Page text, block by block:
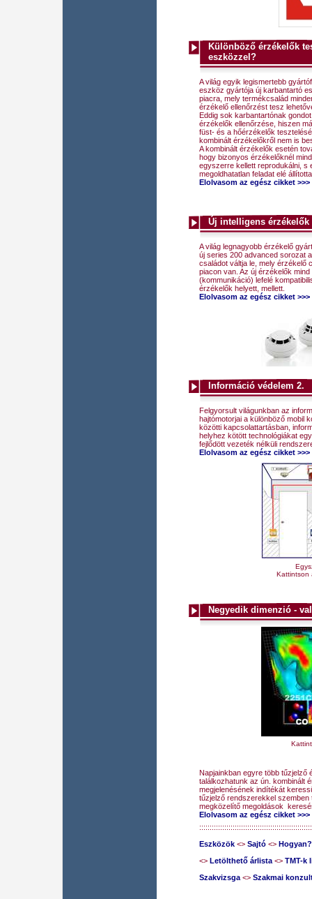
Különböző érzékelők
eszközzel?
A világ egyik legismertebb
eszköz gyártója új karbantartó
piacra, mely termékcsalád
érzékelő ellenőrzést tesz
Eddig sok karbantartónak
érzékelők ellenőrzése, hiszen
füst- és a hőérzékelők
kombinált érzékelőkről nem is
A kombinált érzékelők esetén
hogy bizonyos érzékelőknél
egyszerre kellett reprodukálni, s
megoldhatatlan feladat elé
Elolvasom az egész cikket >>>
Új intelligens érzékelők
A világ legnagyobb érzékelő
új series 200 advanced sorozat
családot váltja le, mely érzékelő
piacon van. Az új érzékelők
(kommunikáció) lefelé
érzékelők helyett, mellett.
Elolvasom az egész cikket >>>
Információ védelem 2.
Felgyorsult világunkban az
hajtómotorjai a különböző mobil
közötti kapcsolattartásban,
helyhez kötött technológiákat
fejlődött vezeték nélküli
Elolvasom az egész cikket >>>
Kattintson
Negyedik dimenzió -
Napjainkban egyre több tűzjelző
találkozhatunk az ún. kombinált
megjelenésének indítékát
tűzjelző rendszerekkel
megközelítő megoldások
Elolvasom az egész cikket >>>
Eszközök<> Sajtó<> Hogyan?
<> Letölthető árlista<> TMT-k
Szakvizsga<> Szakmai